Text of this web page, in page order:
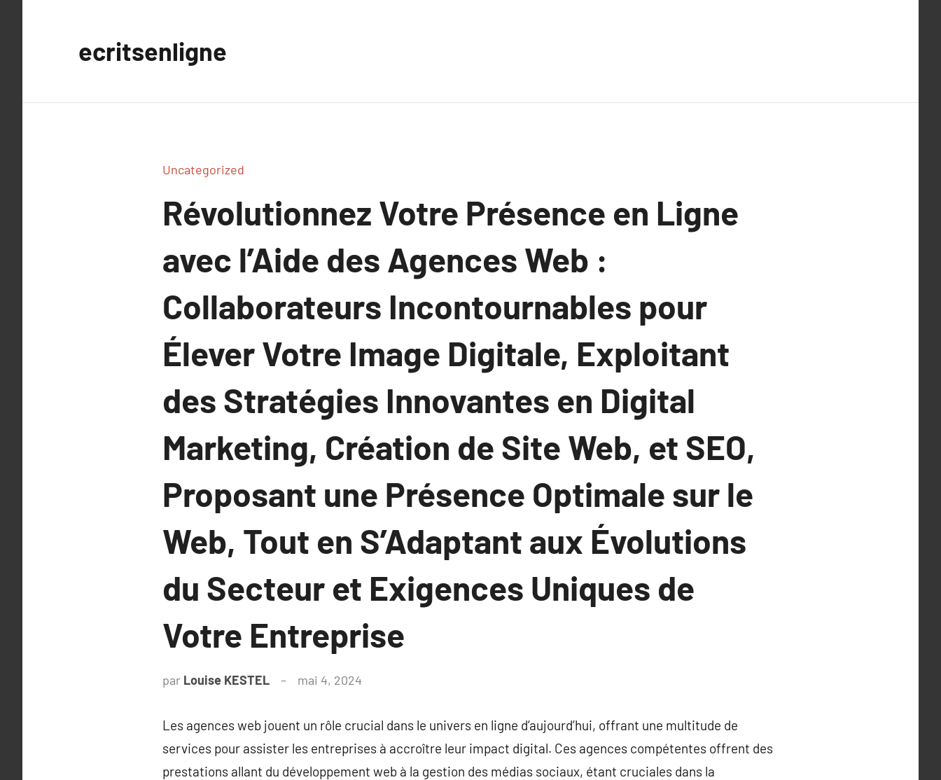
ecritsenligne
Uncategorized
Révolutionnez Votre Présence en Ligne
avec l’Aide des Agences Web :
Collaborateurs Incontournables pour
Élever Votre Image Digitale, Exploitant
des Stratégies Innovantes en Digital
Marketing, Création de Site Web, et SEO,
Proposant une Présence Optimale sur le
Web, Tout en S’Adaptant aux Évolutions
du Secteur et Exigences Uniques de
Votre Entreprise
par Louise KESTEL mai 4, 2024
Les agences web jouent un rôle crucial dans le univers en ligne d’aujourd’hui, offrant une multitude de
services pour assister les entreprises à accroître leur impact digital. Ces agences compétentes offrent des
prestations allant du développement web à la gestion des médias sociaux, étant cruciales dans la